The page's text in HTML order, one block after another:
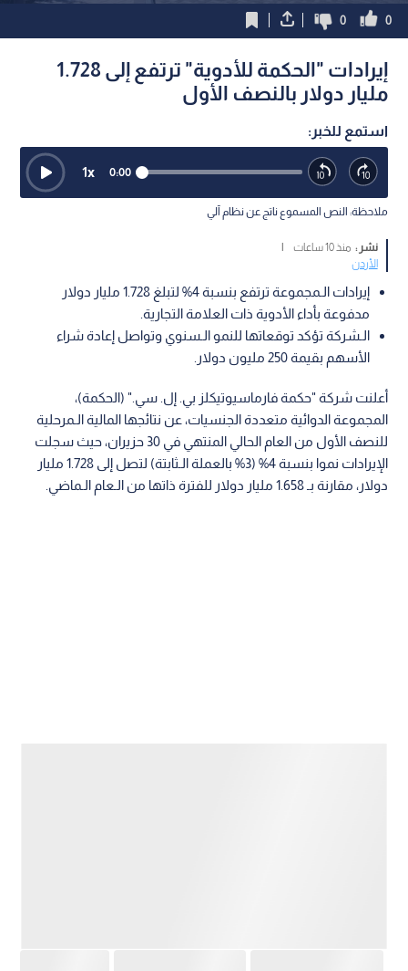
0
0
إيرادات "الحكمة للأدوية" ترتفع إلى 1.728
مليار دولار بالنصف الأول
استمع للخبر:
0:00
1x
ملاحظة: النص المسموع ناتج عن نظام آلي
نشر : منذ 10 ساعات
|
الأردن
إيرادات الـمجموعة ترتفع بنسبة 4% لتبلغ 1.728 مليار دولار
مدفوعة بأداء الأدوية ذات العلامة التجارية.
الـشركة تؤكد توقعاتها للنمو الـسنوي وتواصل إعادة شراء
الأسهم بقيمة 250 مليون دولار.
أعلنت شركة "حكمة فارماسيوتيكلز بي. إل. سي." (الحكمة)،
المجموعة الدوائية متعددة الجنسيات، عن نتائجها المالية الـمرحلية
للنصف الأول من العام الحالي المنتهي في 30 حزيران، حيث سجلت
الإيرادات نموا بنسبة 4% (3% بالعملة الـثابتة) لتصل إلى 1.728 مليار
دولار، مقارنة بـ 1.658 مليار دولار للفترة ذاتها من الـعام الـماضي.